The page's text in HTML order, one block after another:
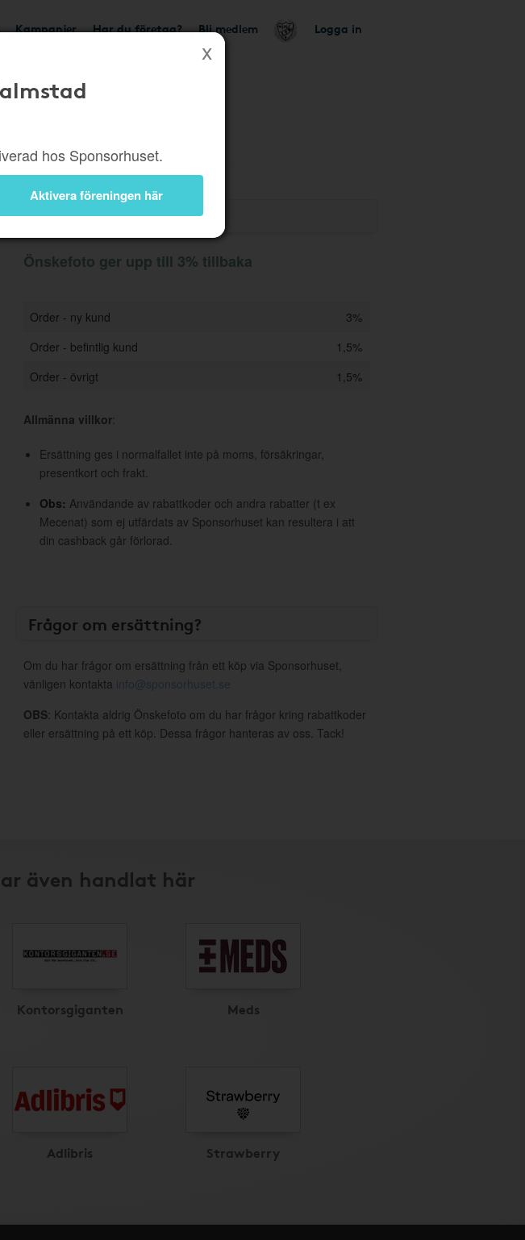
Kampanjer Har du företag? Bli medlem Logga in
hos Sponsorhuset.
Aktivera föreningen här
3%
Information
Önskefoto ger upp till 3% tillbaka
Order - ny kund
3%
Order - befintlig kund
1,5%
Order - övrigt
1,5%
Allmänna villkor:
Ersättning ges i normalfallet inte på moms, försäkringar,
presentkort och frakt.
Obs: Användande av rabattkoder och andra rabatter (t ex
Mecenat) som ej utfärdats av Sponsorhuset kan resultera i att
din cashback går förlorad.
Frågor om ersättning?
Om du har frågor om ersättning från ett köp via Sponsorhuset,
vänligen kontakta info@sponsorhuset.se
OBS: Kontakta aldrig Önskefoto om du har frågor kring rabattkoder
eller ersättning på ett köp. Dessa frågor hanteras av oss. Tack!
även handlat här
Kontorsgiganten Meds
Adlibris Strawberry